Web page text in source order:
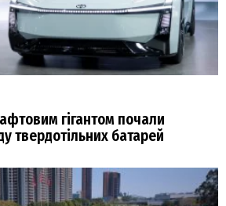
гігантом почали
твердотільних батарей